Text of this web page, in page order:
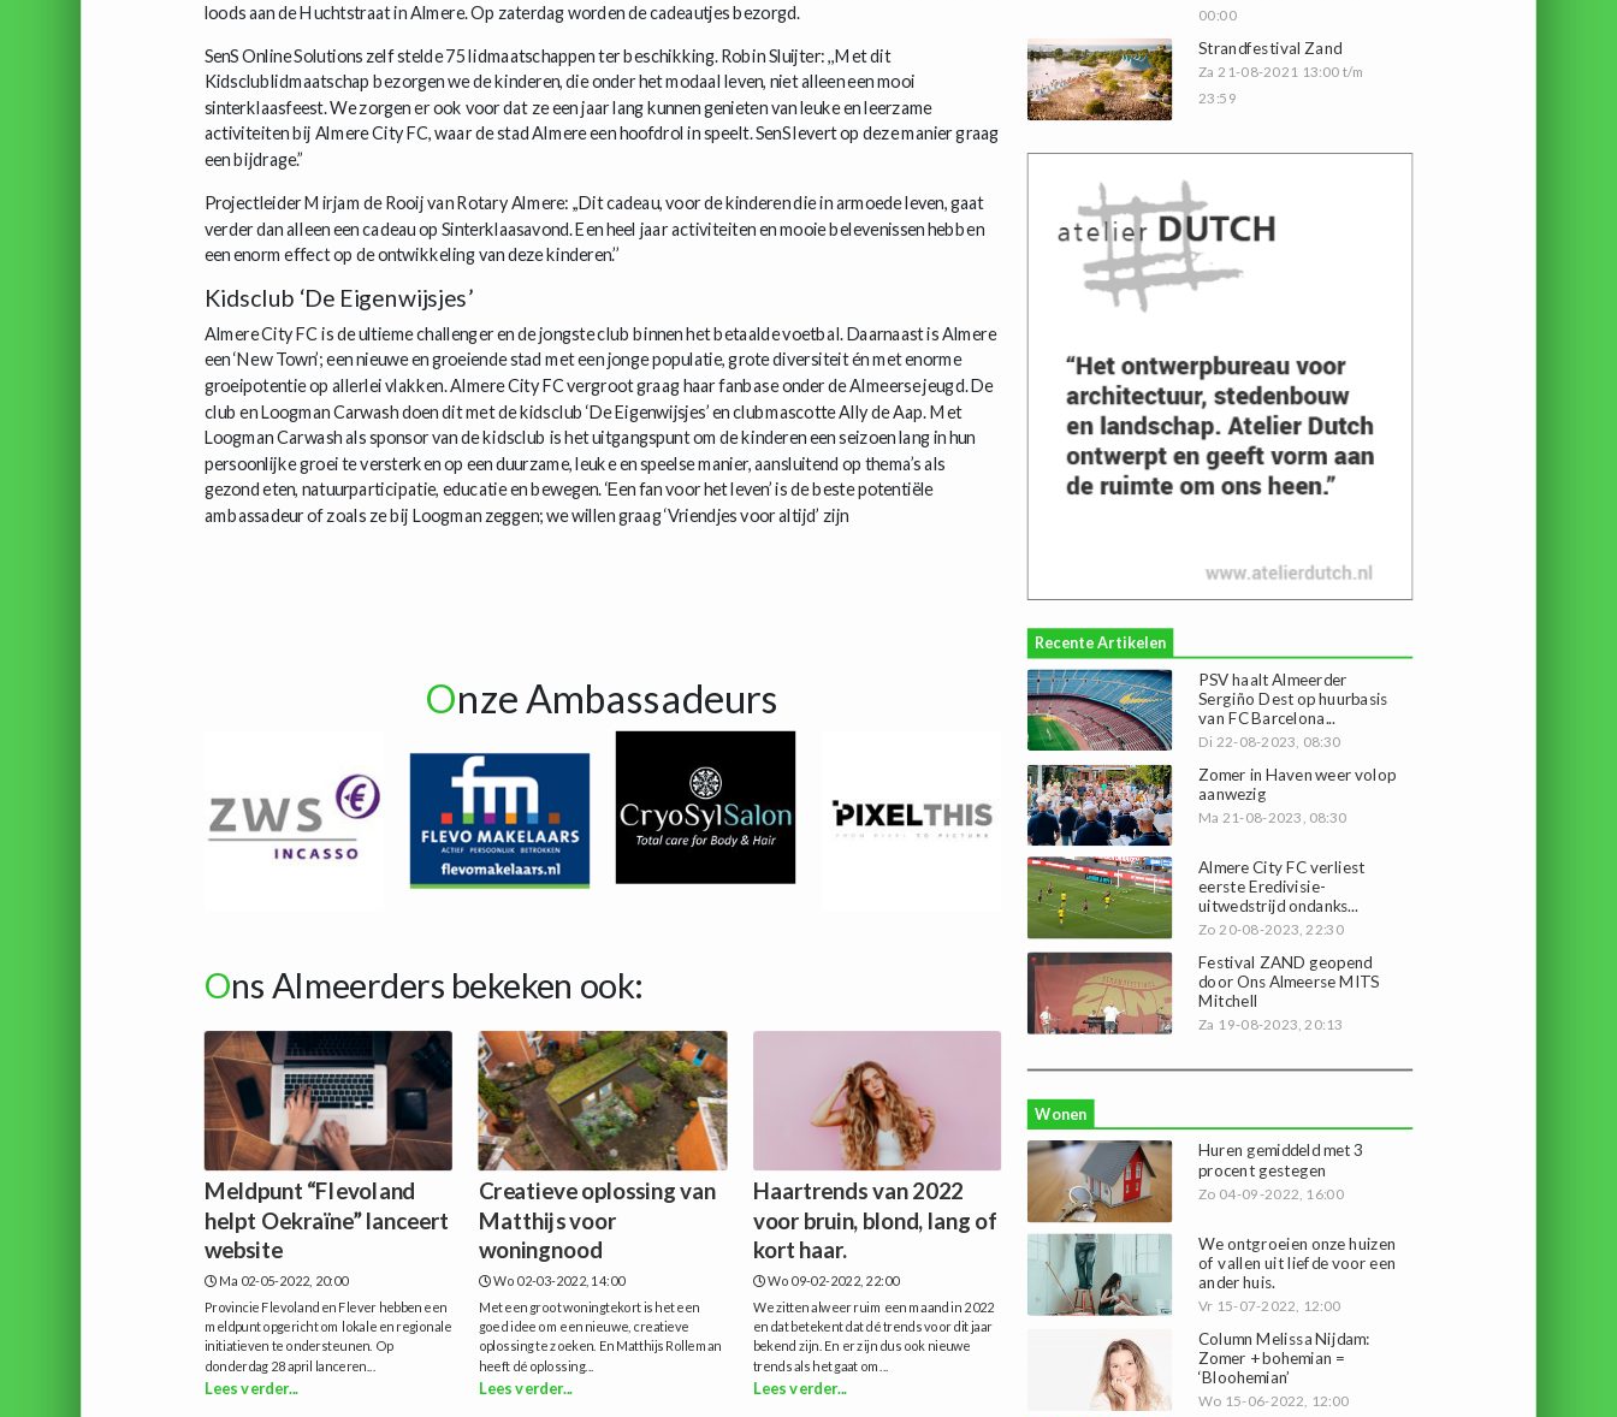
loods aan de Huchtstraat in Almere. Op zaterdag worden de cadeautjes bezorgd.
SenS Online Solutions zelf stelde 75 lidmaatschappen ter beschikking. Robin Sluijter: ,,Met dit
Kidsclublidmaatschap bezorgen we de kinderen, die onder het modaal leven, niet alleen een mooi
sinterklaasfeest. We zorgen er ook voor dat ze een jaar lang kunnen genieten van leuke en leerzame
activiteiten bij Almere City FC, waar de stad Almere een hoofdrol in speelt. SenS levert op deze manier graag
een bijdrage.”
Projectleider Mirjam de Rooij van Rotary Almere: ,,Dit cadeau, voor de kinderen die in armoede leven, gaat
verder dan alleen een cadeau op Sinterklaasavond. Een heel jaar activiteiten en mooie belevenissen hebben
een enorm effect op de ontwikkeling van deze kinderen.’’
Kidsclub ‘De Eigenwijsjes’
Almere City FC is de ultieme challenger en de jongste club binnen het betaalde voetbal. Daarnaast is Almere
een ‘New Town’; een nieuwe en groeiende stad met een jonge populatie, grote diversiteit én met enorme
groeipotentie op allerlei vlakken. Almere City FC vergroot graag haar fanbase onder de Almeerse jeugd. De
club en Loogman Carwash doen dit met de kidsclub ‘De Eigenwijsjes’ en clubmascotte Ally de Aap. Met
Loogman Carwash als sponsor van de kidsclub is het uitgangspunt om de kinderen een seizoen lang in hun
persoonlijke groei te versterken op een duurzame, leuke en speelse manier, aansluitend op thema’s als
gezond eten, natuurparticipatie, educatie en bewegen. ‘Een fan voor het leven’ is de beste potentiële
ambassadeur of zoals ze bij Loogman zeggen; we willen graag ‘Vriendjes voor altijd’ zijn
Onze Ambassadeurs
Ons Almeerders bekeken ook:
Meldpunt “Flevoland
helpt Oekraïne” lanceert
website
Ma 02-05-2022, 20:00
Provincie Flevoland en Flever hebben een
meldpunt opgericht om lokale en regionale
initiatieven te ondersteunen. Op
donderdag 28 april lanceren...
Lees verder...
Creatieve oplossing van
Matthijs voor
woningnood
Wo 02-03-2022, 14:00
Met een groot woningtekort is het een
goed idee om een ​​nieuwe, creatieve
oplossing te zoeken. En Matthijs Rolleman
heeft dé oplossing...
Lees verder...
Haartrends van 2022
voor bruin, blond, lang of
kort haar.
Wo 09-02-2022, 22:00
We zitten alweer ruim een maand in 2022
en dat betekent dat dé trends voor dit jaar
bekend zijn. En er zijn dus ook nieuwe
trends als het gaat om...
Lees verder...
00:00
Strandfestival Zand
Za 21-08-2021 13:00 t/m
23:59
Recente Artikelen
PSV haalt Almeerder
Sergiño Dest op huurbasis
van FC Barcelona...
Di 22-08-2023, 08:30
Zomer in Haven weer volop
aanwezig
Ma 21-08-2023, 08:30
Almere City FC verliest
eerste Eredivisie-
uitwedstrijd ondanks...
Zo 20-08-2023, 22:30
Festival ZAND geopend
door Ons Almeerse MITS
Mitchell
Za 19-08-2023, 20:13
Wonen
Huren gemiddeld met 3
procent gestegen
Zo 04-09-2022, 16:00
We ontgroeien onze huizen
of vallen uit liefde voor een
ander huis.
Vr 15-07-2022, 12:00
Column Melissa Nijdam:
Zomer + bohemian =
‘Bloohemian’
Wo 15-06-2022, 12:00